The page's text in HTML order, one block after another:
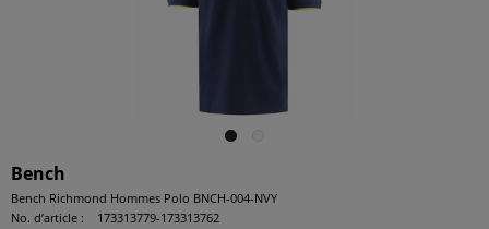
Bench
Bench Richmond Hommes Polo BNCH-004-NVY
No. d’article :
173313779-173313762